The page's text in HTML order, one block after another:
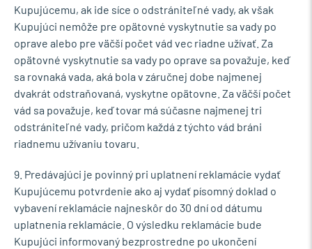
Kupujúcemu, ak ide síce o odstrániteľné vady, ak však
Kupujúci nemôže pre opätovné vyskytnutie sa vady po
oprave alebo pre väčší počet vád vec riadne užívať. Za
opätovné vyskytnutie sa vady po oprave sa považuje, keď
sa rovnaká vada, aká bola v záručnej dobe najmenej
dvakrát odstraňovaná, vyskytne opätovne. Za väčší počet
vád sa považuje, keď tovar má súčasne najmenej tri
odstrániteľné vady, pričom každá z týchto vád bráni
riadnemu užívaniu tovaru.
9. Predávajúci je povinný pri uplatnení reklamácie vydať
Kupujúcemu potvrdenie ako aj vydať písomný doklad o
vybavení reklamácie najneskôr do 30 dní od dátumu
uplatnenia reklamácie. O výsledku reklamácie bude
Kupujúci informovaný bezprostredne po ukončení